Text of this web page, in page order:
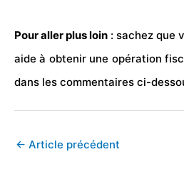
Pour aller plus loin : sachez que
aide à obtenir une opération
dans les commentaires ci-
← Article précédent